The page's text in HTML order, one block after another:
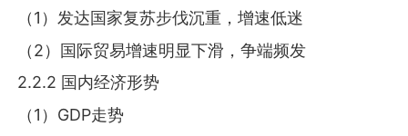
（1）发达国家复苏步伐沉重，增速低迷
（2）国际贸易增速明显下滑，争端频发
2.2.2 国内经济形势
（1）GDP走势